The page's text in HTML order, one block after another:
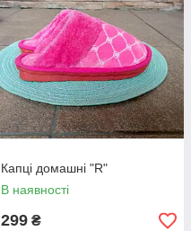
Капці домашні "R"
В наявності
299 ₴